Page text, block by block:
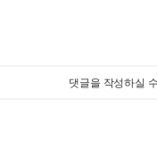
댓글을 작성하실